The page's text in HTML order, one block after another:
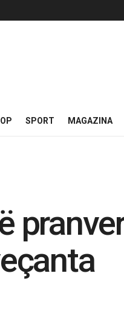
SPORT MAGAZINA